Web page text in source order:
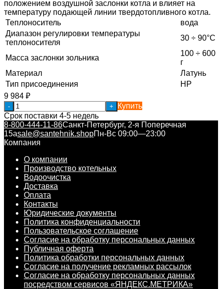
положением воздушной заслонки котла и влияет на
температуру подающей линии твердотопливного котла.
Теплоноситель
вода
Диапазон регулировки температуры
теплоносителя
30 ÷ 90°C
Масса заслонки зольника
100 ÷ 600
г
Материал
Латунь
Тип присоединения
НР
9 984 ₽
- +
Купить
Срок поставки 4-5 недель
8-800-444-11-86Санкт-Петербург, 2-я Поперечная
15аsale@santehnik.shopПн-Вс 09:00—23:00
Компания
О компании
Производство котельных
Водоочистка
Доставка
Оплата
Контакты
Юридические документы
Политика конфиденциальности
Пользовательское соглашение
Согласие на обработку персональных данных
Публичная оферта
Политика обработки персональных данных
Согласие на получение рекламных рассылок
Согласие на обработку персональных данных
посредством сервисов «ЯНДЕКС.МЕТРИКА»